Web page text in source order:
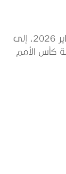
تتجه أنظار عشاق الكرة الإفريقية اليوم، السبت 3 يناير 2026، إلى
دور الـ16 من بطولة كأس الأمم